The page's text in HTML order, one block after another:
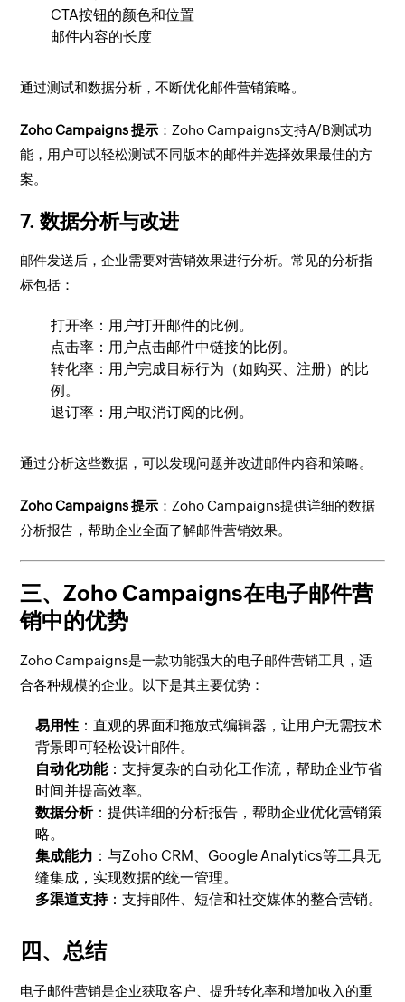
CTA按钮的颜色和位置
邮件内容的长度
通过测试和数据分析，不断优化邮件营销策略。
Zoho Campaigns 提示 ：Zoho Campaigns支持A/B测试功
能，用户可以轻松测试不同版本的邮件并选择效果最佳的方
案。
7. 数据分析与改进
邮件发送后，企业需要对营销效果进行分析。常见的分析指
标包括：
打开率：用户打开邮件的比例。
点击率：用户点击邮件中链接的比例。
转化率：用户完成目标行为（如购买、注册）的比
例。
退订率：用户取消订阅的比例。
通过分析这些数据，可以发现问题并改进邮件内容和策略。
Zoho Campaigns 提示 ：Zoho Campaigns提供详细的数据
分析报告，帮助企业全面了解邮件营销效果。
三、Zoho Campaigns在电子邮件营
销中的优势
Zoho Campaigns是一款功能强大的电子邮件营销工具，适
合各种规模的企业。以下是其主要优势：
易用性 ：直观的界面和拖放式编辑器，让用户无需技术
背景即可轻松设计邮件。
自动化功能：支持复杂的自动化工作流，帮助企业节省
时间并提高效率。
数据分析：提供详细的分析报告，帮助企业优化营销策
略。
集成能力 ：与Zoho CRM、Google Analytics等工具无
缝集成，实现数据的统一管理。
多渠道支持：支持邮件、短信和社交媒体的整合营销。
四、总结
电子邮件营销是企业获取客户、提升转化率和增加收入的重